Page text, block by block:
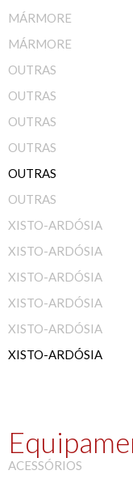
MÁRMORE
MÁRMORE
OUTRAS
OUTRAS
OUTRAS
OUTRAS
OUTRAS
OUTRAS
XISTO-ARDÓSIA
XISTO-ARDÓSIA
XISTO-ARDÓSIA
XISTO-ARDÓSIA
XISTO-ARDÓSIA
XISTO-ARDÓSIA
ACESSÓRIOS